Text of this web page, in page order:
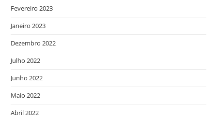
Fevereiro 2023
Janeiro 2023
Dezembro 2022
Julho 2022
Junho 2022
Maio 2022
Abril 2022